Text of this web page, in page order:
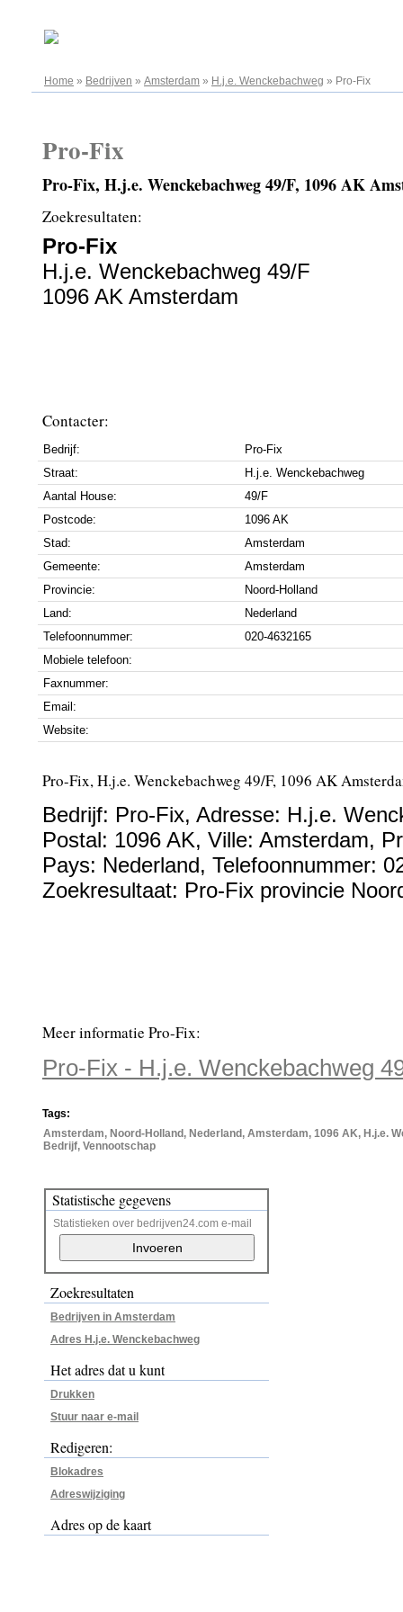
Home » Bedrijven » Amsterdam » H.j.e. Wenckebachweg » Pro-Fix
Pro-Fix
Pro-Fix, H.j.e. Wenckebachweg 49/F, 1096 AK
Zoekresultaten:
Pro-Fix
H.j.e. Wenckebachweg 49/F
1096 AK Amsterdam
Contacter:
Bedrijf:
Pro-Fix
Straat:
H.j.e. Wenckebachweg
Aantal House:
49/F
Postcode:
1096 AK
Stad:
Amsterdam
Gemeente:
Amsterdam
Provincie:
Noord-Holland
Land:
Nederland
Telefoonnummer:
020-4632165
Mobiele telefoon:
Faxnummer:
Email:
Website:
Pro-Fix, H.j.e. Wenckebachweg 49/F, 1096 AK
Bedrijf: Pro-Fix, Adresse: H.j.e.
Postal: 1096 AK, Ville: Amsterdam,
Pays: Nederland, Telefoonnummer:
Zoekresultaat: Pro-Fix provincie
Meer informatie Pro-Fix:
Pro-Fix - H.j.e. Wenckebachweg
Tags:
Amsterdam, Noord-Holland, Nederland, Amsterdam, 1096 AK, H.j.e.
Bedrijf, Vennootschap
Statistische gegevens
Statistieken over bedrijven24.com e-mail
Zoekresultaten
Bedrijven in Amsterdam
Adres H.j.e. Wenckebachweg
Het adres dat u kunt
Drukken
Stuur naar e-mail
Redigeren:
Blokadres
Adreswijziging
Adres op de kaart